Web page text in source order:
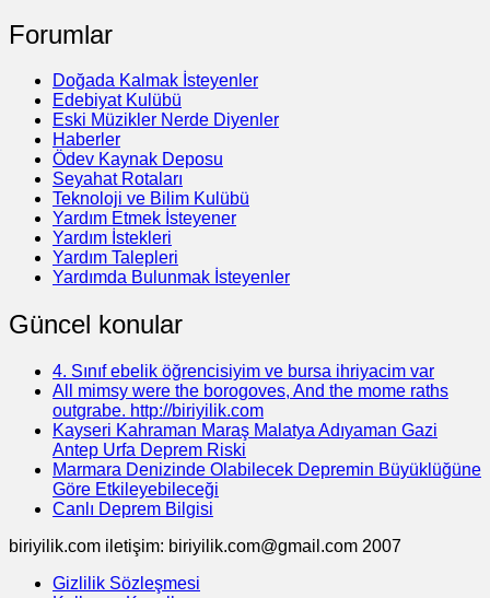
Forumlar
Doğada Kalmak İsteyenler
Edebiyat Kulübü
Eski Müzikler Nerde Diyenler
Haberler
Ödev Kaynak Deposu
Seyahat Rotaları
Teknoloji ve Bilim Kulübü
Yardım Etmek İsteyener
Yardım İstekleri
Yardım Talepleri
Yardımda Bulunmak İsteyenler
Güncel konular
4. Sınıf ebelik öğrencisiyim ve bursa ihriyacim var
All mimsy were the borogoves, And the mome raths
outgrabe. http://biriyilik.com
Kayseri Kahraman Maraş Malatya Adıyaman Gazi
Antep Urfa Deprem Riski
Marmara Denizinde Olabilecek Depremin Büyüklüğüne
Göre Etkileyebileceği
Canlı Deprem Bilgisi
biriyilik.com iletişim: biriyilik.com@gmail.com 2007
Gizlilik Sözleşmesi